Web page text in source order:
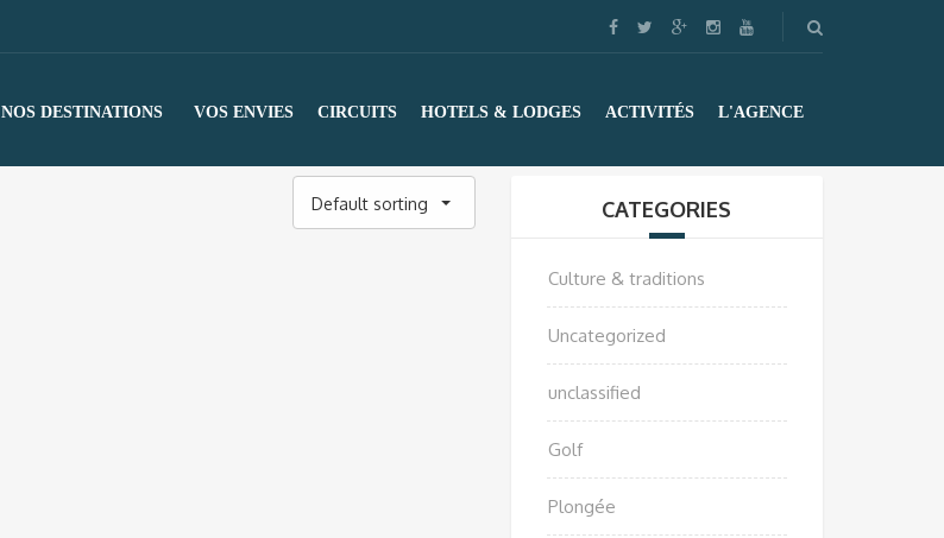
NOS DESTINATIONS VOS ENVIES CIRCUITS HOTELS & LODGES ACTIVITÉS L'AGENCE
Default sorting CATEGORIES
Culture & traditions
Uncategorized
unclassified
Golf
Plongée